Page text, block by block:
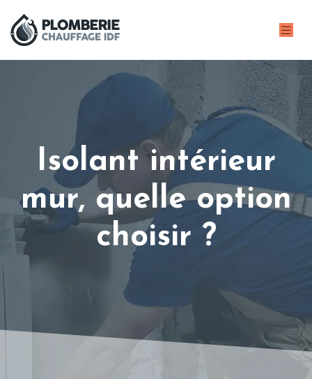
Isolant intérieur
mur, quelle option
choisir ?